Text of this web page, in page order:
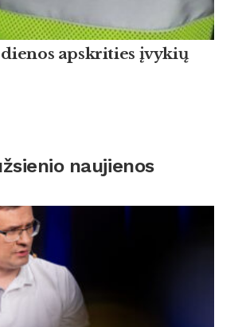
apskrities įvykių
naujienos